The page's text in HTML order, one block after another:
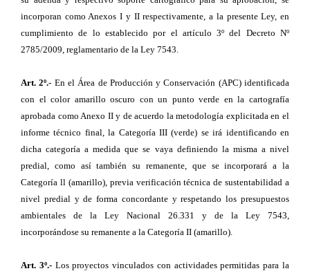
incorporan como Anexos I y II respectivamente, a la presente Ley, en
cumplimiento de lo establecido por el artículo 3º del Decreto Nº
2785/2009, reglamentario de la Ley 7543.
Art. 2º.- En el Área de Producción y Conservación (APC) identificada
con el color amarillo oscuro con un punto verde en la cartografía
aprobada como Anexo II y de acuerdo la metodología explicitada en el
informe técnico final, la Categoría III (verde) se irá identificando en
dicha categoría a medida que se vaya definiendo la misma a nivel
predial, como así también su remanente, que se incorporará a la
Categoría ll (amarillo), previa verificación técnica de sustentabilidad a
nivel predial y de forma concordante y respetando los presupuestos
ambientales de la Ley Nacional 26.331 y de la Ley 7543,
incorporándose su remanente a la Categoría II (amarillo).
Art. 3º.-Los proyectos vinculados con actividades permitidas para la